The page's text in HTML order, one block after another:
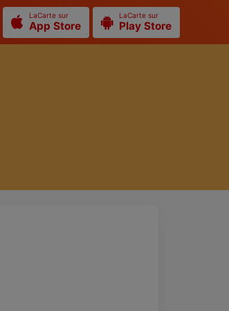
LaCarte sur
App Store
LaCarte sur
Play Store